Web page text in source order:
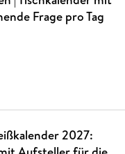
Frage pro Tag
2027: